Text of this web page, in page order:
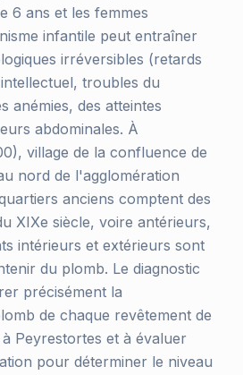
6 ans et les femmes
infantile peut entraîner
irréversibles (retards
troubles du
anémies, des atteintes
abdominales. À
village de la confluence de
nord de l'agglomération
anciens comptent des
XIXe siècle, voire antérieurs,
intérieurs et extérieurs sont
du plomb. Le diagnostic
précisément la
de chaque revêtement de
Peyrestortes et à évaluer
pour déterminer le niveau